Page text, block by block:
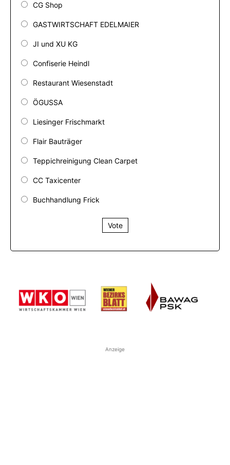
CG Shop
GASTWIRTSCHAFT EDELMAIER
JI und XU KG
Confiserie Heindl
Restaurant Wiesenstadt
ÖGUSSA
Liesinger Frischmarkt
Flair Bauträger
Teppichreinigung Clean Carpet
CC Taxicenter
Buchhandlung Frick
Vote
Anzeige